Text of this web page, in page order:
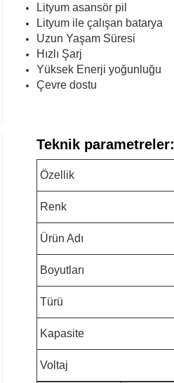
Lityum asansör pil
Lityum ile çalışan batarya
Uzun Yaşam Süresi
Hızlı Şarj
Yüksek Enerji yoğunluğu
Çevre dostu
Teknik parametreler:
Özellik
Renk
Ürün Adı
Boyutları
Türü
Kapasite
Voltaj